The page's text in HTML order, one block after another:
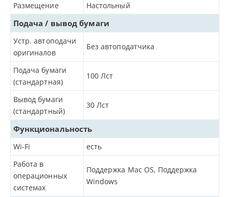
Размещение Настольный
Подача / вывод бумаги
Устр. автоподачи
оригиналов
Без автоподатчика
Подача бумаги
(стандартная)
100 Лст
Вывод бумаги
(стандартный)
30 Лст
Функциональность
Wi-Fi
есть
Работа в
операционных
системах
Поддержка Mac OS, Поддержка
Windows